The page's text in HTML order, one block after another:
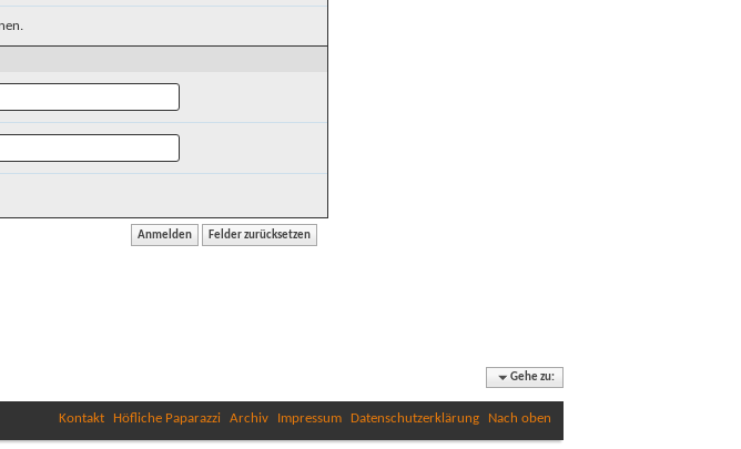
Gehe zu:
Kontakt Höfliche Paparazzi Archiv Impressum Datenschutzerklärung Nach oben